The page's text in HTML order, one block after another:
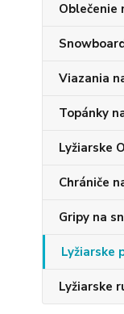
Oblečenie
Viazania
Topánky
Lyžiarske
Chrániče
Gripy na
Lyžiarske
Lyžiarske